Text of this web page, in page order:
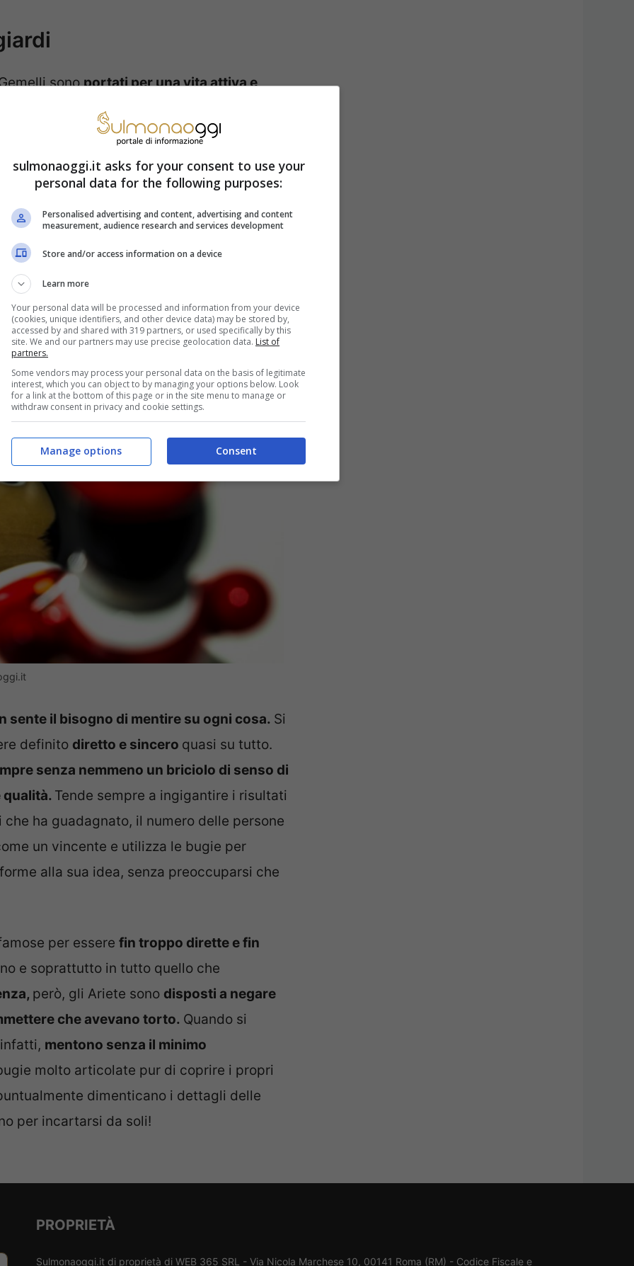
sonoportati per una vita attiva e
preferire la superficie delle cose alla
i rapporti sociali superficiali e brevi
Peter Pan,
i nati sotto il segno dei Gemelli
nel tentativo di rimandare il più
cominciare a comportarsi
tantissimo
e lo fanno molto bene grazie
per sedurreo pernon affrontare mai le
sente il bisogno di mentire su ogni cosa. Si
definito diretto e sincero quasi su tutto.
senza nemmeno un briciolo di senso di
qualità. Tende sempre a ingigantire i risultati
ha guadagnato, il numero delle persone
un vincente e utilizza le bugie per
alla sua idea, senza preoccuparsi che
per essere fin troppo dirette e fin
e soprattutto in tutto quello che
però, gli Ariete sono disposti a negare
che avevano torto. Quando si
mentono senza il minimo
molto articolate pur di coprire i propri
dimenticano i dettagli delle
per incartarsi da soli!
PROPRIETÀ
Sulmonaoggi.it di proprietà di WEB 365 SRL - Via Nicola Marchese 10, 00141 Roma (RM) - Codice Fiscale e
sulmonaoggi.it asks for your consent to use your
personal data for the following purposes:
Personalised advertising and content, advertising and content
measurement, audience research and services development
Store and/or access information on a device
Learn more
Your personal data will be processed and information from your device
(cookies, unique identifiers, and other device data) may be stored by,
accessed by and shared with 319 partners, or used specifically by this
site. We and our partners may use precise geolocation data. List of
partners.
Some vendors may process your personal data on the basis of legitimate
interest, which you can object to by managing your options below. Look
for a link at the bottom of this page or in the site menu to manage or
withdraw consent in privacy and cookie settings.
Consent
Manage options